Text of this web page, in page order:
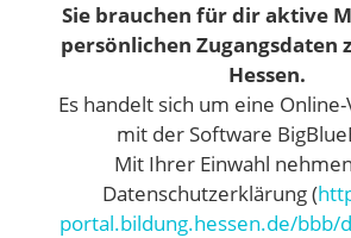
Sie brauchen für dir aktive
persönlichen Zugangsdaten
Hessen.
Es handelt sich um eine
mit der Software
Mit Ihrer Einwahl
Datenschutzerklärung (
portal.bildung.hessen.de/bbb/